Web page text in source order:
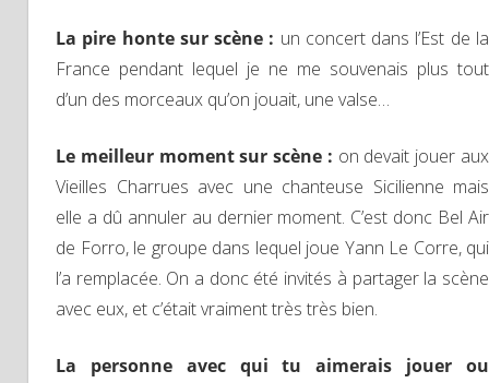
La pire honte sur scène : un concert dans l’Est de la
France pendant lequel je ne me souvenais plus tout
d’un des morceaux qu’on jouait, une valse…
Le meilleur moment sur scène : on devait jouer aux
Vieilles Charrues avec une chanteuse Sicilienne mais
elle a dû annuler au dernier moment. C’est donc Bel Air
de Forro, le groupe dans lequel joue Yann Le Corre, qui
l’a remplacée. On a donc été invités à partager la scène
avec eux, et c’était vraiment très très bien.
La personne avec qui tu aimerais jouer ou